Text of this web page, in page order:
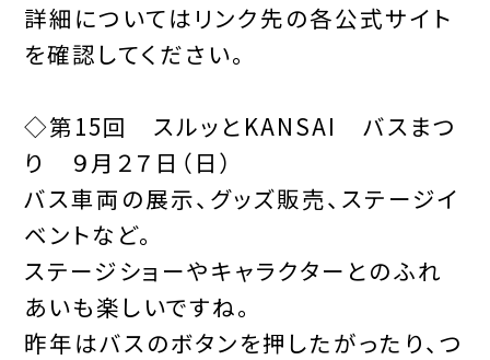
詳細についてはリンク先の各公式サイト
を確認してください。
◇第15回 スルッとKANSAI バスまつ
り
９月２７日（日）
バス車両の展示、グッズ販売、ステージイ
ベントなど。
ステージショーやキャラクターとのふれ
あいも楽しいですね。
昨年はバスのボタンを押したがったり、つ